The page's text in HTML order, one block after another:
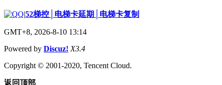
|52梯控│电梯卡延期│电梯卡复制
GMT+8, 2026-8-10 13:14
Powered by Discuz! X3.4
Copyright © 2001-2020, Tencent Cloud.
返回顶部